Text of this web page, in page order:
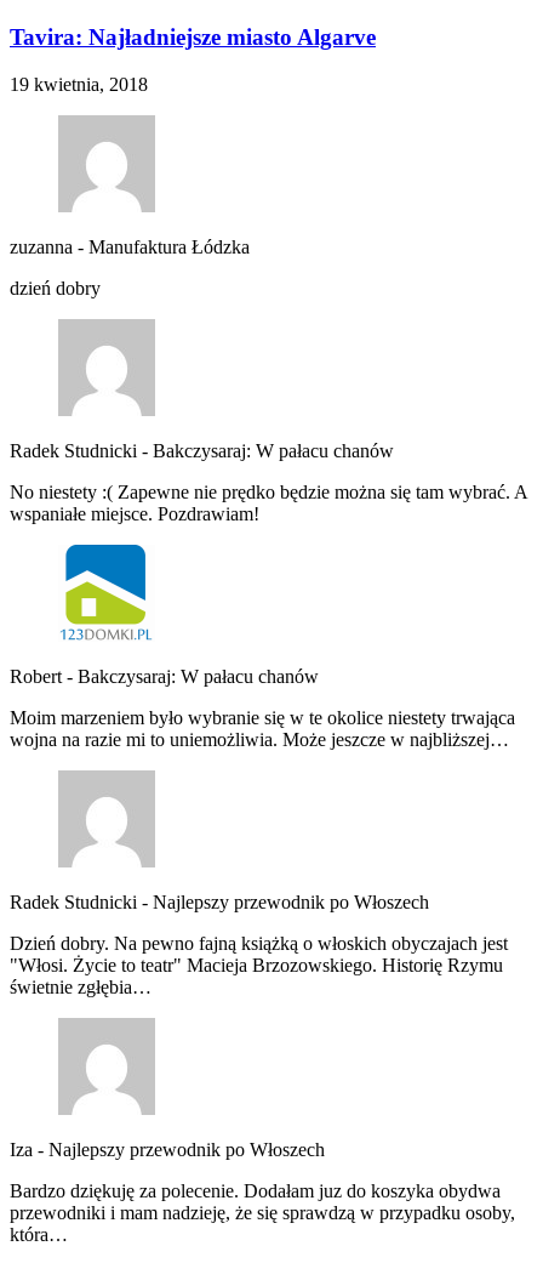
Tavira: Najładniejsze miasto Algarve
19 kwietnia, 2018
zuzanna - Manufaktura Łódzka
dzień dobry
Radek Studnicki - Bakczysaraj: W pałacu chanów
No niestety :( Zapewne nie prędko będzie można się tam wybrać. A
wspaniałe miejsce. Pozdrawiam!
Robert - Bakczysaraj: W pałacu chanów
Moim marzeniem było wybranie się w te okolice niestety trwająca
wojna na razie mi to uniemożliwia. Może jeszcze w najbliższej…
Radek Studnicki - Najlepszy przewodnik po Włoszech
Dzień dobry. Na pewno fajną książką o włoskich obyczajach jest
"Włosi. Życie to teatr" Macieja Brzozowskiego. Historię Rzymu
świetnie zgłębia…
Iza - Najlepszy przewodnik po Włoszech
Bardzo dziękuję za polecenie. Dodałam juz do koszyka obydwa
przewodniki i mam nadzieję, że się sprawdzą w przypadku osoby,
która…